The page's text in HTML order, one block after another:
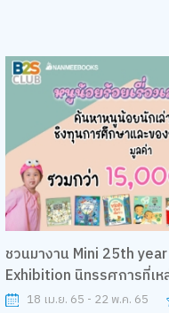
ชวนมางาน Mini 25th
Exhibition นิทรรศการที่เห
พลาดไม่ได้
18 เม.ย. 65 - 22 พ.ค. 65